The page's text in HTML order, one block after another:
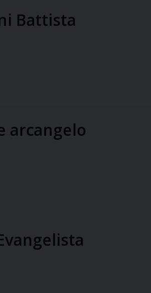
Battista
arcangelo